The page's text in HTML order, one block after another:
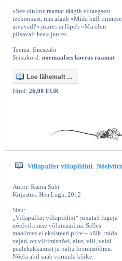
«See oluline raamat räägib eluaegsest
teekonnast, mis algab «Mida küll
arvavad?» juures ja lõpeb «Ma olen
piisavalt hea» juures.
Teema: Eneseabi
Seisukord: normaalses korras raamat
Loe lähemalt ...
Hind: 26,00 EUR
Villapallist villapildini.
Autor: Raina Subi
Kirjastus: Hea Lugu, 2012
Sisu:
„Villapallist villapildini“ juhatab lugeja
nõelviltimise võlumaailma. Selles
maailmas ei eksisteeri piire – kõik, mida
vajad, on viltimisnõel, alus, vill, veidi
pealehakkamist ja palju loomisrõõmu.
Nõela abil saab vormida kõike